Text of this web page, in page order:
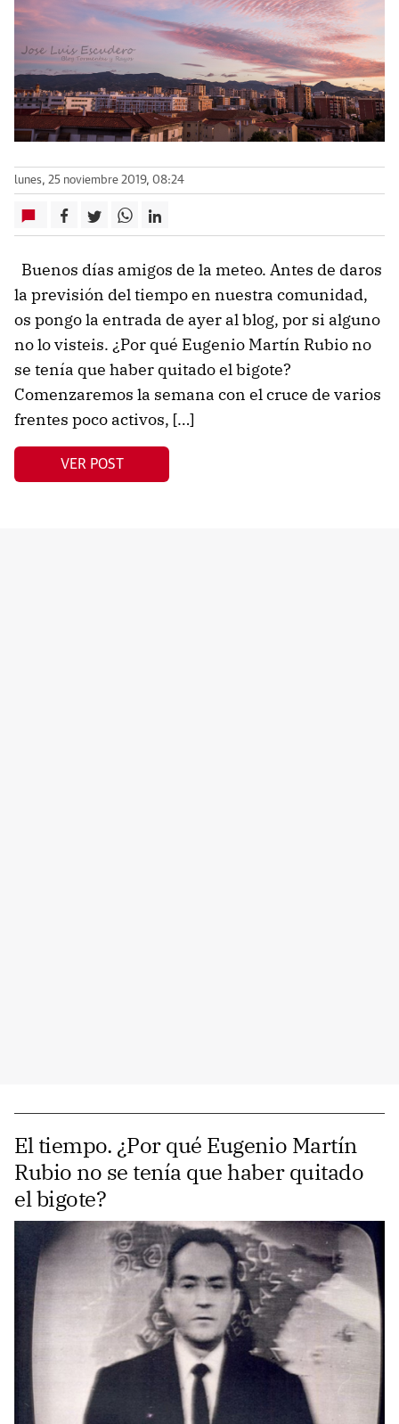
lunes, 25 noviembre 2019, 08:24
Buenos días amigos de la meteo. Antes de daros
la previsión del tiempo en nuestra comunidad,
os pongo la entrada de ayer al blog, por si alguno
no lo visteis. ¿Por qué Eugenio Martín Rubio no
se tenía que haber quitado el bigote?
Comenzaremos la semana con el cruce de varios
frentes poco activos, […]
VER POST
El tiempo. ¿Por qué Eugenio Martín
Rubio no se tenía que haber quitado
el bigote?